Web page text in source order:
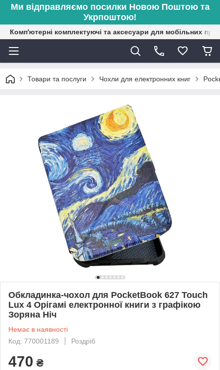
Ми відправляємо посилки Новою Поштою та
Укрпоштою!
Комп'ютерні комплектуючі та аксесуари для мобільних
Товари та послуги Чохли для електронних книг
Обкладинка-чохол для PocketBook 627 Touch
Lux 4 Орігамі електронної книги з графікою
Зоряна Ніч
Немає в наявності
Код: 770001189
Роздріб
470 ₴